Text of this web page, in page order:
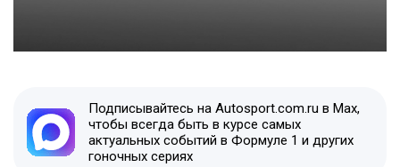
Подписывайтесь на Autosport.com.ru в Max,
чтобы всегда быть в курсе самых
актуальных событий в Формуле 1 и других
гоночных сериях